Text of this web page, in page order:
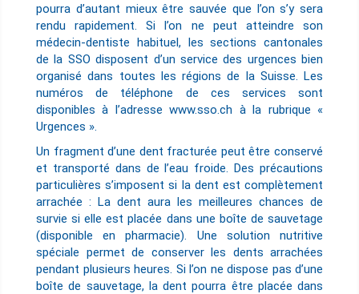
pourra d’autant mieux être sauvée que l’on s’y sera
rendu rapidement. Si l’on ne peut atteindre son
médecin-dentiste habituel, les sections cantonales
de la SSO disposent d’un service des urgences bien
organisé dans toutes les régions de la Suisse. Les
numéros de téléphone de ces services sont
disponibles à l’adresse www.sso.ch à la rubrique «
Urgences ».
Un fragment d’une dent fracturée peut être conservé
et transporté dans de l’eau froide. Des précautions
particulières s’imposent si la dent est complètement
arrachée : La dent aura les meilleures chances de
survie si elle est placée dans une boîte de sauvetage
(disponible en pharmacie). Une solution nutritive
spéciale permet de conserver les dents arrachées
pendant plusieurs heures. Si l’on ne dispose pas d’une
boîte de sauvetage, la dent pourra être placée dans